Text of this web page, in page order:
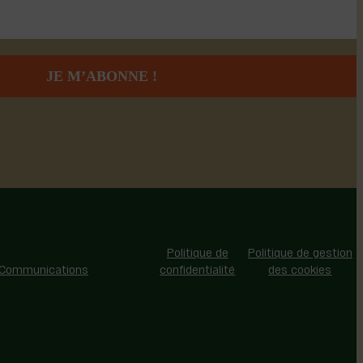
Politique de
confidentialité
Politique de gestion
des cookies